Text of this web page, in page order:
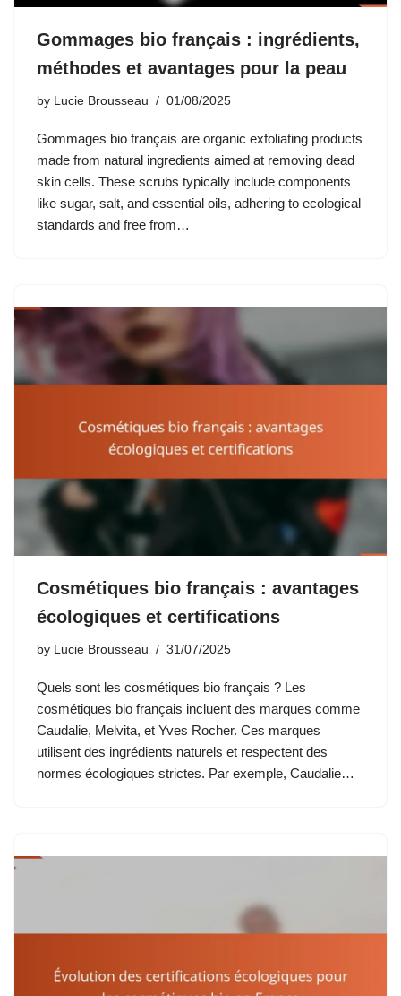
Gommages bio français : ingrédients,
méthodes et avantages pour la peau
by Lucie Brousseau 01/08/2025
Gommages bio français are organic exfoliating products
made from natural ingredients aimed at removing dead
skin cells. These scrubs typically include components
like sugar, salt, and essential oils, adhering to ecological
standards and free from…
Cosmétiques bio français : avantages
écologiques et certifications
by Lucie Brousseau 31/07/2025
Quels sont les cosmétiques bio français ? Les
cosmétiques bio français incluent des marques comme
Caudalie, Melvita, et Yves Rocher. Ces marques
utilisent des ingrédients naturels et respectent des
normes écologiques strictes. Par exemple, Caudalie…